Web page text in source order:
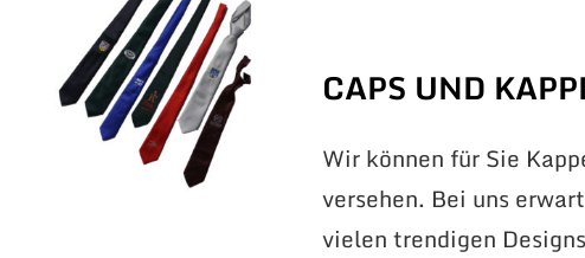
CAPS UND
Wir können für Sie
versehen. Bei uns
vielen trendigen